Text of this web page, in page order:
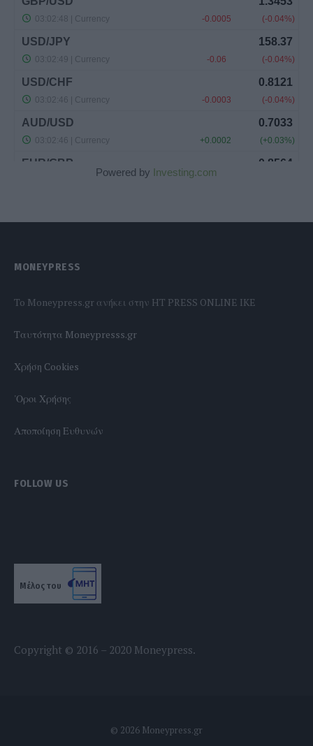
Powered by Investing.com
MONEYPRESS
To Moneypress.gr ανήκει στην HT PRESS ONLINE IKE
Tαυτότητα Moneypresss.gr
Χρήση Cookies
'Οροι Χρήσης
Αποποίηση Ευθυνών
FOLLOW US
Μέλος του
Copyright © 2016 – 2020 Moneypress.
© 2026 Moneypress.gr